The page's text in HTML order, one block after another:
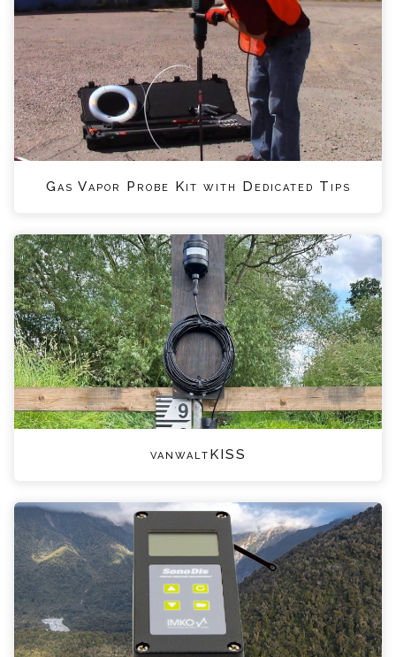
Gas Vapor Probe Kit with Dedicated Tips
vanwaltKISS